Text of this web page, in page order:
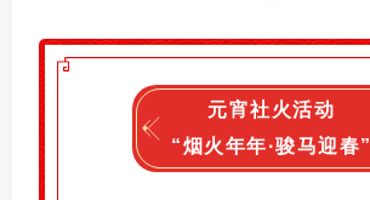
元宵社火活动
“烟火年年·骏马迎春”